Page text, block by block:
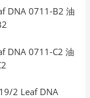
DNA 0711-B2 油
DNA 0711-C2 油
2 Leaf DNA